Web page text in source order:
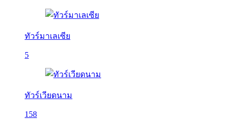
ทัวร์มาเลเซีย
5
ทัวร์เวียดนาม
158